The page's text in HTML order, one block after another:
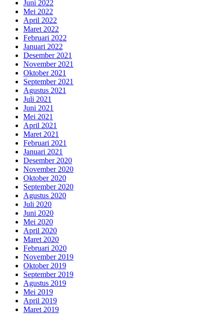
Juni 2022
Mei 2022
April 2022
Maret 2022
Februari 2022
Januari 2022
Desember 2021
November 2021
Oktober 2021
September 2021
Agustus 2021
Juli 2021
Juni 2021
Mei 2021
April 2021
Maret 2021
Februari 2021
Januari 2021
Desember 2020
November 2020
Oktober 2020
September 2020
Agustus 2020
Juli 2020
Juni 2020
Mei 2020
April 2020
Maret 2020
Februari 2020
November 2019
Oktober 2019
September 2019
Agustus 2019
Mei 2019
April 2019
Maret 2019